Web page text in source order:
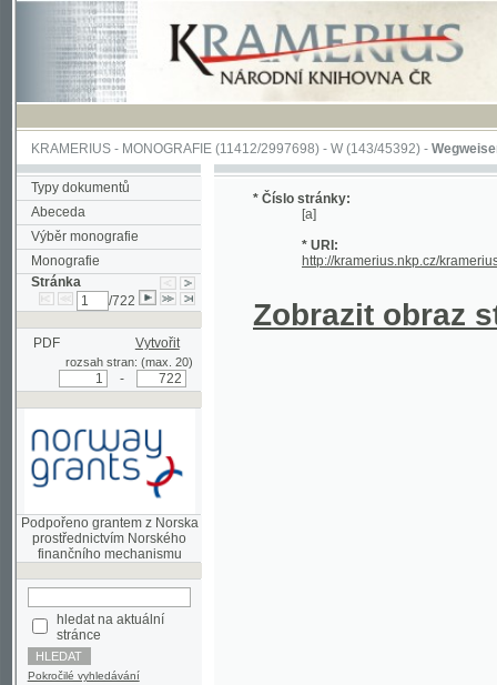
KRAMERIUS-MONOGRAFIE(11412/2997698) -W (143/45392)-Wegweiser durch
Typy dokumentů
Abeceda
Výběr monografie
Monografie
Stránka
/722
PDF Vytvořit
rozsah stran: (max. 20)
Podpořeno grantem z Norska
prostřednictvím Norského
hledat na aktuální
stránce
Pokročilé vyhledávání
* Číslo stránky:
[a]
* URI:
http://kramerius.nkp.cz/kramerius/